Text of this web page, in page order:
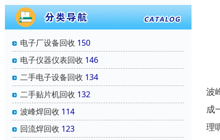
电子厂设备回收 150
电子仪器仪表回收 146
二手电子设备回收 134
二手贴片机回收 132
波峰焊回收 114
回流焊回收 123
波
成
理